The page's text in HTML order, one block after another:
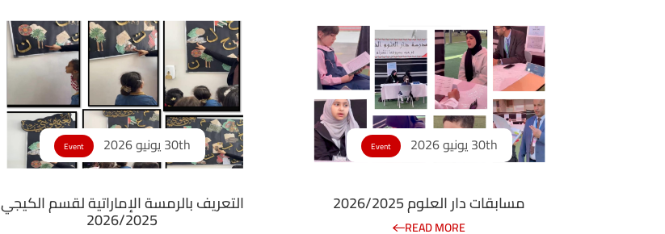
30th يونيو 2026 Event
مسابقات دار العلوم 2026/2025
READ MORE
30th يونيو 2026 Event
التعريف بالرمسة الإماراتية لقسم الكيجي
2026/2025